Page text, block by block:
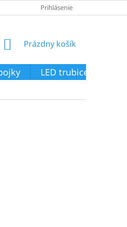
Prihlásenie
NÁKUPNÝ
Prázdny košík
LED trubice